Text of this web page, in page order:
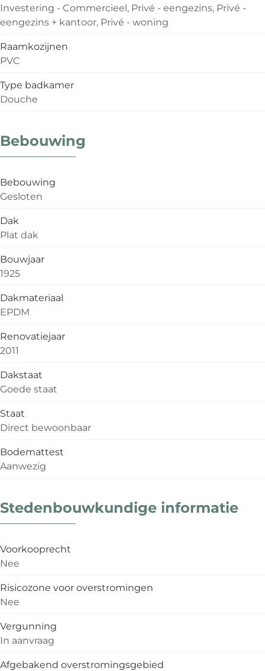
Investering - Commercieel, Privé - eengezins, Privé -
eengezins + kantoor, Privé - woning
Raamkozijnen
PVC
Type badkamer
Douche
Bebouwing
Bebouwing
Gesloten
Dak
Plat dak
Bouwjaar
1925
Dakmateriaal
EPDM
Renovatiejaar
2011
Dakstaat
Goede staat
Staat
Direct bewoonbaar
Bodemattest
Aanwezig
Stedenbouwkundige informatie
Voorkooprecht
Nee
Risicozone voor overstromingen
Nee
Vergunning
In aanvraag
Afgebakend overstromingsgebied